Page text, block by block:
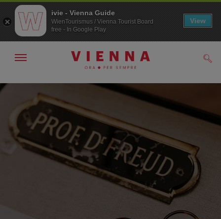
Alla
navigazione
Al
contenuto
Mostra/nascondi
ivie - Vienna Guide
WienTourismus / Vienna Tourist Board
free - In Google Play
View